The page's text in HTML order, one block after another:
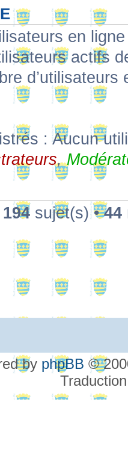
en
actifs
: Aucun
,
194 sujet(s) •44
by phpBB ©